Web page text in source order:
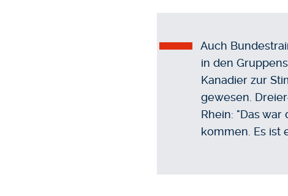
Auch
in den
Kanadier zur
gewesen.
Rhein: "Das
kommen. Es ist